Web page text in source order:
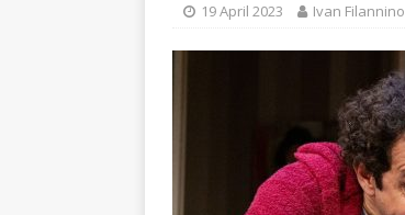
19 April 2023 Ivan Filannino